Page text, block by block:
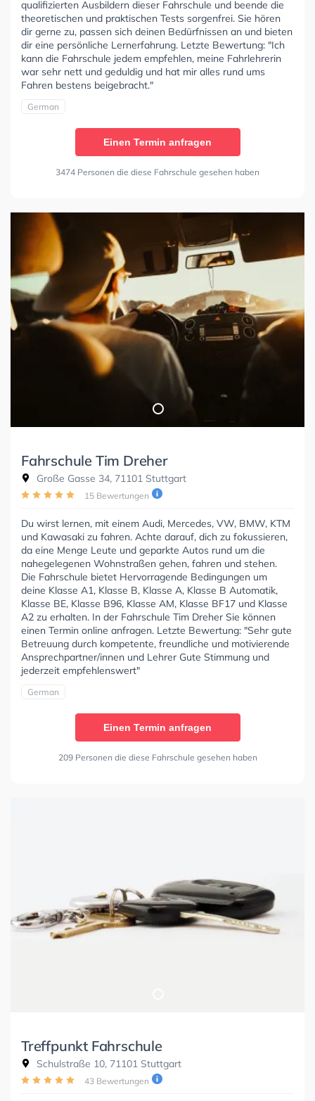
qualifizierten Ausbildern dieser Fahrschule und beende die
theoretischen und praktischen Tests sorgenfrei. Sie hören
dir gerne zu, passen sich deinen Bedürfnissen an und bieten
dir eine persönliche Lernerfahrung. Letzte Bewertung: "Ich
kann die Fahrschule jedem empfehlen, meine Fahrlehrerin
war sehr nett und geduldig und hat mir alles rund ums
Fahren bestens beigebracht."
German
Einen Termin anfragen
3474 Personen die diese Fahrschule gesehen haben
Fahrschule Tim Dreher
Große Gasse 34, 71101 Stuttgart
15 Bewertungen
Du wirst lernen, mit einem Audi, Mercedes, VW, BMW, KTM
und Kawasaki zu fahren. Achte darauf, dich zu fokussieren,
da eine Menge Leute und geparkte Autos rund um die
nahegelegenen Wohnstraßen gehen, fahren und stehen.
Die Fahrschule bietet Hervorragende Bedingungen um
deine Klasse A1, Klasse B, Klasse A, Klasse B Automatik,
Klasse BE, Klasse B96, Klasse AM, Klasse BF17 und Klasse
A2 zu erhalten. In der Fahrschule Tim Dreher Sie können
einen Termin online anfragen. Letzte Bewertung: "Sehr gute
Betreuung durch kompetente, freundliche und motivierende
Ansprechpartner/innen und Lehrer Gute Stimmung und
jederzeit empfehlenswert"
German
Einen Termin anfragen
209 Personen die diese Fahrschule gesehen haben
Treffpunkt Fahrschule
Schulstraße 10, 71101 Stuttgart
43 Bewertungen